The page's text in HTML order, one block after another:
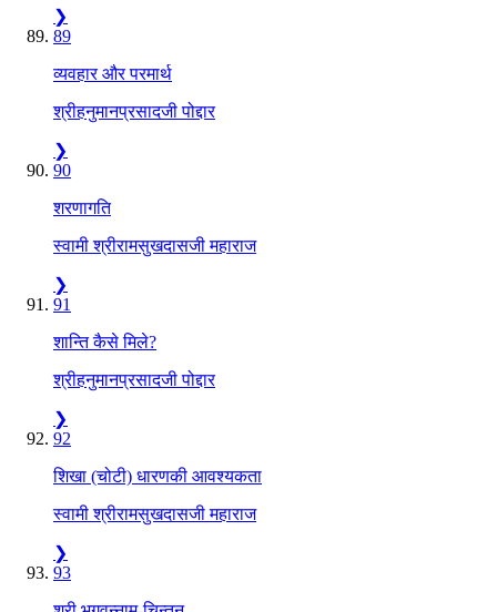
❯
89
व्यवहार और परमार्थ
श्रीहनुमानप्रसादजी पोद्दार
❯
90
शरणागति
स्वामी श्रीरामसुखदासजी महाराज
❯
91
शान्ति कैसे मिले?
श्रीहनुमानप्रसादजी पोद्दार
❯
92
शिखा (चोटी) धारणकी आवश्यकता
स्वामी श्रीरामसुखदासजी महाराज
❯
93